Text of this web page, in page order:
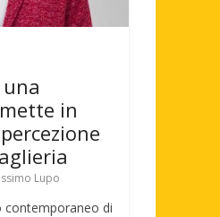
in
Lupo
contemporaneo di